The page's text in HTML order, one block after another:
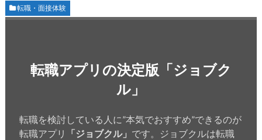
転職・面接体験
転職アプリの決定版「ジョブク
ル」
転職を検討している人に”本気でおすすめ”できるのが
転職アプリ
「ジョブクル」 です。ジョブクルは転職